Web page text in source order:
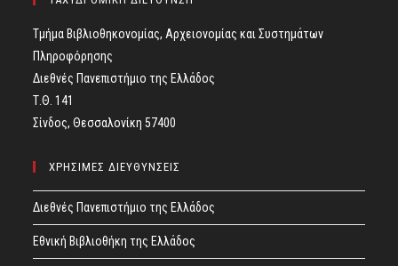
Τμήμα Βιβλιοθηκονομίας, Αρχειονομίας και Συστημάτων
Πληροφόρησης
Διεθνές Πανεπιστήμιο της Ελλάδος
Τ.Θ. 141
Σίνδος, Θεσσαλονίκη 57400
ΧΡΗΣΙΜΕΣ ΔΙΕΥΘΥΝΣΕΙΣ
Διεθνές Πανεπιστήμιο της Ελλάδος
Εθνική Βιβλιοθήκη της Ελλάδος